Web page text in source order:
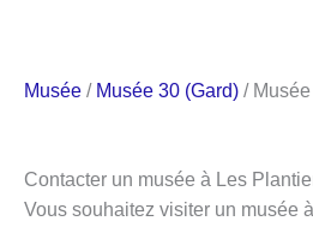
Musée / Musée 30 (Gard) /
Contacter un musée à Les
Vous souhaitez visiter un musée